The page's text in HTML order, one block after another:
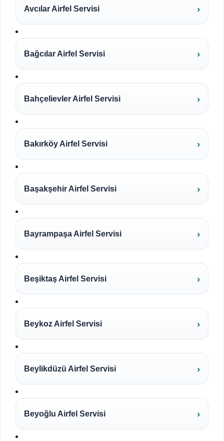
Avcılar Airfel Servisi
Bağcılar Airfel Servisi
Bahçelievler Airfel Servisi
Bakırköy Airfel Servisi
Başakşehir Airfel Servisi
Bayrampaşa Airfel Servisi
Beşiktaş Airfel Servisi
Beykoz Airfel Servisi
Beylikdüzü Airfel Servisi
Beyoğlu Airfel Servisi